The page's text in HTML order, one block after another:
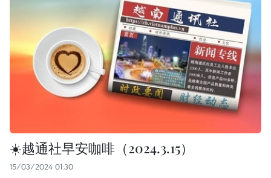
☀️越通社早安咖啡（2024.3.15）
15/03/2024 01:30